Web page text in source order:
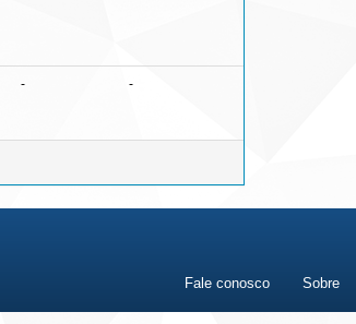
- -
Fale conosco Sobre